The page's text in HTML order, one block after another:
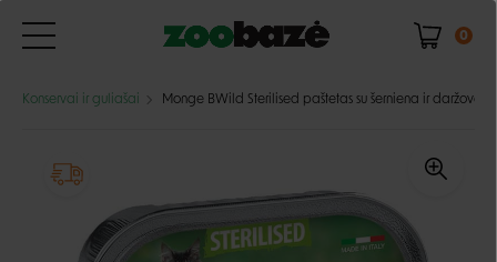
0
Konservai ir guliašai Monge BWild Sterilised paštetas su šerniena ir